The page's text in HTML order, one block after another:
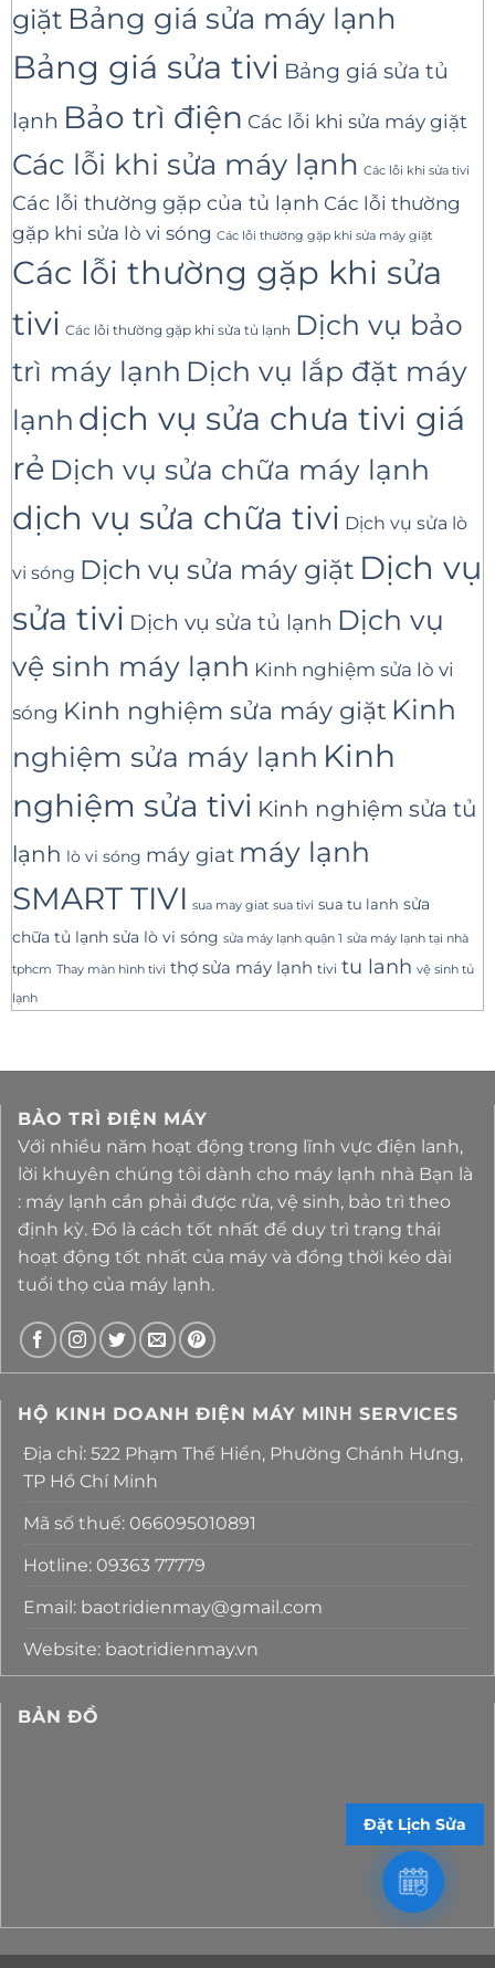
giặt Bảng giá sửa máy lạnh
Bảng giá sửa tivi Bảng giá sửa tủ
lạnh Bảo trì điện Các lỗi khi sửa máy giặt
Các lỗi khi sửa máy lạnh Các lỗi khi sửa tivi
Các lỗi thường gặp của tủ lạnh Các lỗi thường
gặp khi sửa lò vi sóng Các lỗi thường gặp khi sửa máy giặt
Các lỗi thường gặp khi sửa
tivi Các lỗi thường gặp khi sửa tủ lạnh Dịch vụ bảo
trì máy lạnh Dịch vụ lắp đặt máy
lạnh dịch vụ sửa chưa tivi giá
rẻ Dịch vụ sửa chữa máy lạnh
dịch vụ sửa chữa tivi Dịch vụ sửa lò
vi sóng Dịch vụ sửa máy giặt Dịch vụ
sửa tivi Dịch vụ sửa tủ lạnh Dịch vụ
vệ sinh máy lạnh Kinh nghiệm sửa lò vi
sóng Kinh nghiệm sửa máy giặt Kinh
nghiệm sửa máy lạnh Kinh
nghiệm sửa tivi Kinh nghiệm sửa tủ
lạnh lò vi sóng máy giat máy lạnh
SMART TIVI sua may giat sua tivi sua tu lanh sửa
chữa tủ lạnh sửa lò vi sóng sửa máy lạnh quận 1 sửa máy lạnh tại nhà
tphcm Thay màn hình tivi thợ sửa máy lạnh tivi tu lanh vệ sinh tủ
lạnh
BẢO TRÌ ĐIỆN MÁY
Với nhiều năm hoạt động trong lĩnh vực điện lanh,
lời khuyên chúng tôi dành cho máy lạnh nhà Bạn là
: máy lạnh cần phải được rửa, vệ sinh, bảo trì theo
định kỳ. Đó là cách tốt nhất để duy trì trạng thái
hoạt động tốt nhất của máy và đồng thời kéo dài
tuổi thọ của máy lạnh.
HỘ KINH DOANH ĐIỆN MÁY MΙΝΗ SERVICES
Địa chỉ: 522 Phạm Thế Hiển, Phường Chánh Hưng,
TP Hồ Chí Minh
Mã số thuế: 066095010891
Hotline: 09363 77779
Email: baotridienmay@gmail.com
Website: baotridienmay.vn
BẢN ĐỒ
Đặt Lịch Sửa